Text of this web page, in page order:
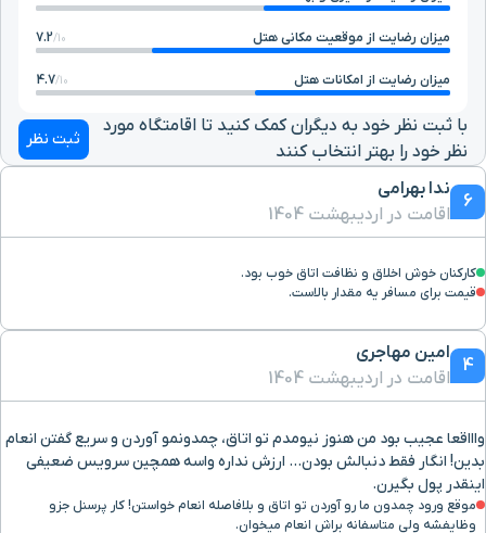
نظام آباد ۱ ساعت و ۷ دقیقه با خودرو (۵۹ کیلومتر و ۱۵۶ متر)
رستوران شبهای
تهران
۱ ساعت و ۷ دقیقه با خودرو (۵۹ کیلومتر و ۳۵۵ متر)
موزه ماشین
های قدیمی
بیمارستان جم ۱ ساعت و ۱۲ دقیقه با خودرو (۵۹ کیلومتر و ۷۹۷ متر)
ایستگاه قطار
شهری میرزای
شیرازی
۱ ساعت و ۱۲ دقیقه با خودرو (۵۹ کیلومتر و ۹۳۲ متر)
میزان رضایت از موقعیت مکانی هتل 10/
7.2
میزان رضایت از امکانات هتل 10/
4.7
با ثبت نظر خود به دیگران کمک کنید تا اقامتگاه مورد
نظر خود را بهتر انتخاب کنند
ثبت نظر
6
ندا بهرامی
اقامت در اردیبهشت 1404
کارکنان خوش اخلاق و نظافت اتاق خوب بود.
قیمت برای مسافر یه مقدار بالاست.
4
امین مهاجری
اقامت در اردیبهشت 1404
واااقعا عجیب بود من هنوز نیومدم تو اتاق، چمدونمو آوردن و سریع گفتن انعام
بدین! انگار فقط دنبالش بودن... ارزش نداره واسه همچین سرویس ضعیفی
اینقدر پول بگیرن.
موقع ورود چمدون ما رو آوردن تو اتاق و بلافاصله انعام خواستن! کار پرسنل جزو
وظایفشه ولی متاسفانه براش انعام میخوان.